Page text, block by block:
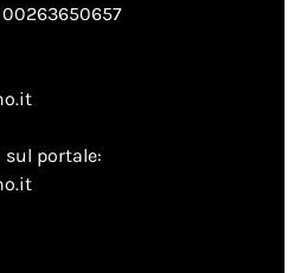
00263650657
sul portale: